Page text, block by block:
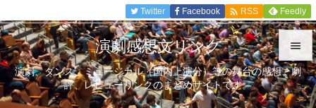


メニュ
Twitter Facebook  RSS Feedly
演劇感想文リンク
演劇、ダンス、ミュージカル（国内上演分）等の舞台の感想、劇
評、レビューリンクのまとめサイトです。